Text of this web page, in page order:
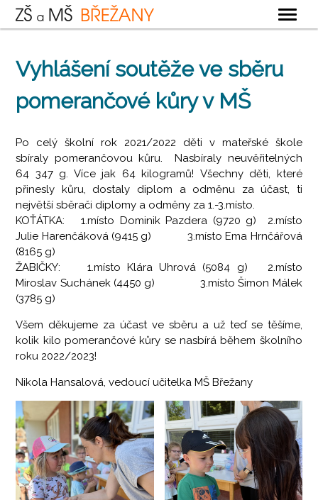
ZÁKLADNÍ ŠKOLA
MATEŘSKÁ ŠKOLA
ŠKOLNÍ JÍDELNA
KONTAKTY
Vyhlášení soutěže ve sběru
pomerančové kůry v MŠ
Po celý školní rok 2021/2022 děti v mateřské škole
sbíraly pomerančovou kůru. Nasbíraly neuvěřitelných
64 347 g. Více jak 64 kilogramů! Všechny děti, které
přinesly kůru, dostaly diplom a odměnu za účast, ti
největší sběrači diplomy a odměny za 1.-3.místo.
KOŤÁTKA: 1.místo Dominik Pazdera (9720 g) 2.místo
Julie Harenčáková (9415 g) 3.místo Ema Hrnčářová
(8165 g)
ŽABIČKY: 1.místo Klára Uhrová (5084 g) 2.místo
Miroslav Suchánek (4450 g) 3.místo Šimon Málek
(3785 g)
Všem děkujeme za účast ve sběru a už teď se těšíme,
kolik kilo pomerančové kůry se nasbírá během školního
roku 2022/2023!
Nikola Hansalová, vedoucí učitelka MŠ Břežany